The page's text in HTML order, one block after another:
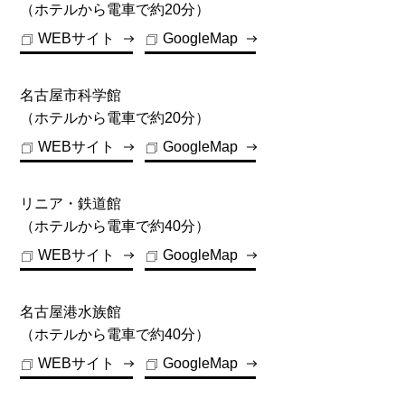
（ホテルから電車で約20分）
WEBサイト
GoogleMap
名古屋市科学館
（ホテルから電車で約20分）
WEBサイト
GoogleMap
リニア・鉄道館
（ホテルから電車で約40分）
WEBサイト
GoogleMap
名古屋港水族館
（ホテルから電車で約40分）
WEBサイト
GoogleMap